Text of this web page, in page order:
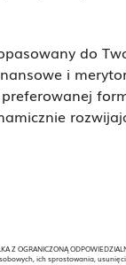
do
i
Z OGRANICZONĄ
ich sprostowania,